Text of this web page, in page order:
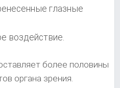
глазные
воздействие.
более половины
органа зрения.